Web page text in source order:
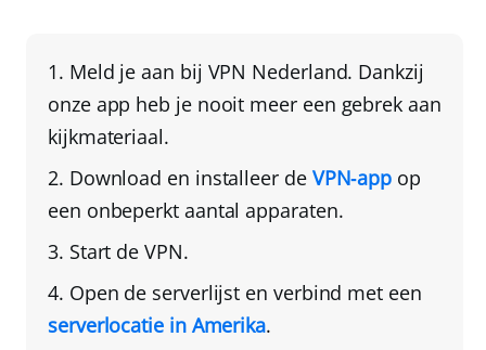
Meld je aan bij VPN Nederland. Dankzij
onze app heb je nooit meer een gebrek aan
kijkmateriaal.
Download en installeer de VPN‑app op
een onbeperkt aantal apparaten.
Start de VPN.
Open de serverlijst en verbind met een
serverlocatie in Amerika.